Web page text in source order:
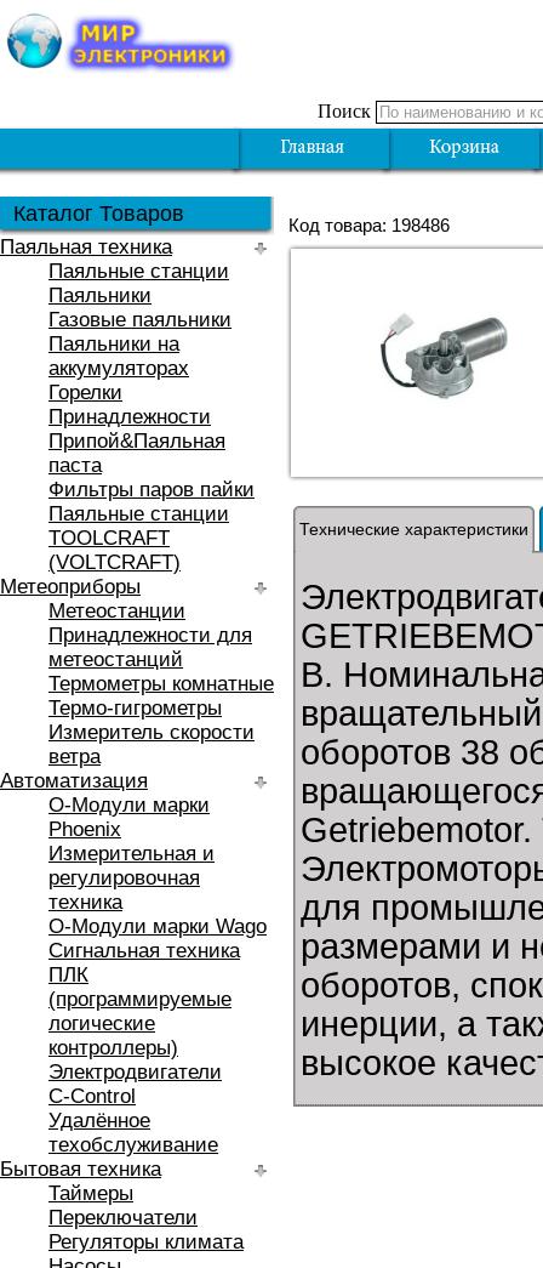
Поиск
Каталог Товаров
Паяльная техника
Паяльные станции
Паяльники
Газовые паяльники
Паяльники на
аккумуляторах
Горелки
Принадлежности
Припой&Паяльная
паста
Фильтры паров пайки
Паяльные станции
TOOLCRAFT
(VOLTCRAFT)
Метеоприборы
Метеостанции
Принадлежности для
метеостанций
Термометры комнатные
Термо-гигрометры
Измеритель скорости
ветра
Автоматизация
O-Модули марки
Phoenix
Измерительная и
регулировочная
техника
O-Модули марки Wago
Сигнальная техника
ПЛК
(программируемые
логические
контроллеры)
Электродвигатели
C-Control
Удалённое
техобслуживание
Бытовая техника
Таймеры
Переключатели
Регуляторы климата
Код товара: 198486
Технические характеристики
В.
оборотов 38
для
размерами и
оборотов,
инерции, а
высокое